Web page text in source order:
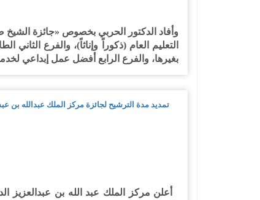
وأفاد الدكتور الحربي بخصوص «جائزة الشيخ
التعليم العام (ذكوراً وإناثاً)، والفرع
بغيرها، والفرع الرابع أفضل عمل إبداعي
تمديد مدة الترشيح لجائزة مركز الملك عبدالله بن
أعلن مركز الملك عبد الله بن عبدالعزيز